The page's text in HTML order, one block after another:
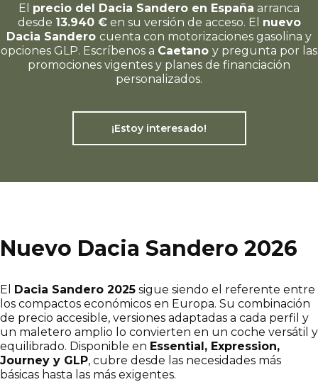
El precio del Dacia Sandero en España arranca
desde 13.940 €en su versión de acceso. El nuevo
Dacia Sandero cuenta con motorizaciones gasolina y
opciones GLP. Escríbenos a Caetano y pregunta por las
promociones vigentes y planes de financiación
personalizados.
¡Estoy interesado!
Nuevo Dacia Sandero 2026
El Dacia Sandero 2025 sigue siendo el referente entre
los compactos económicos en Europa. Su combinación
de precio accesible, versiones adaptadas a cada perfil y
un maletero amplio lo convierten en un coche versátil y
equilibrado. Disponible en Essential, Expression,
Journey y GLP, cubre desde las necesidades más
básicas hasta las más exigentes.